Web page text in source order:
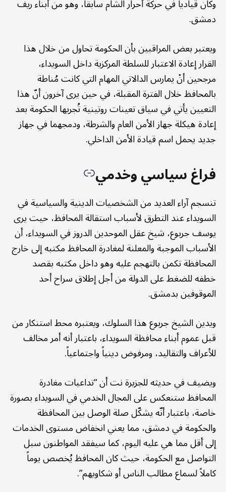
وكان قيادياً في حركة أحرار الشام سابقا، وهو من أبناء ريف
دمشق.
ويعتبر بعض المراقبين بأن الحكومة تحاول من خلال هذا
القرار إعادة الاعتبار للسلطة المركزية داخل السويداء،
مرجحين أنْ يمارس الدالاتي المهام التي كانت مُناطة
بالمحافظ خلال الفترة المقبلة، في حين يرى آخرون أنّ هذا
التعيين يأتي في سياق تعينات روتينية تُجريها الحكومة بعد
إعادة هيكلة جهاز الأمن العام والشرطة، ودمجهما في جهاز
جديد يحمل اسم قيادة الأمن الداخلي.
فراغ سياسي وخدمي
تنسجم آراء العديد من الشخصيات الدينية والسياسية في
السويداء عند التطرق لأسباب استقالة المحافظ، حيت يرى
يوسف جربوع، شيخ عقل الموحدين الدروز في السويداء، أن
الأسباب الموجبة والمعلنة لمغادرة المحافظ مكتبه إلى خارج
المحافظة تكمن بالتهجم عليه وهو داخل مكتبه بقصد
خطفه للضغط على الدولة من أجل إطلاق سراح أحد
الموقوفين بدمشق.
ويدين الشيخ جربوع هذا السلوك، ويعتبره محط استنكار من
قبل عموم أبناء محافظة السويداء، باعتبار أنه أمر مخالف
للأعراف والتقاليد، ومرفوض دينياً واجتماعياً.
ويضيف في حديثه للجزيرة نت أن “تداعيات مغادرة
المحافظ ستنعكس على المجال الخدمي في السويداء بصورة
خاصة، باعتبار أنّه يشكّل صلة الوصل بين المحافظة
والحكومة في دمشق، مما يعني انخفاض مستوى الخدمات
إلى أقل مما هي عليه اليوم، كما سيفقد المواطنون سبل
التواصل مع الحكومة، حيث كان المحافظ يُخصص يوماً
كاملاً لسماع مطالب الناس أو شكاويهم”.